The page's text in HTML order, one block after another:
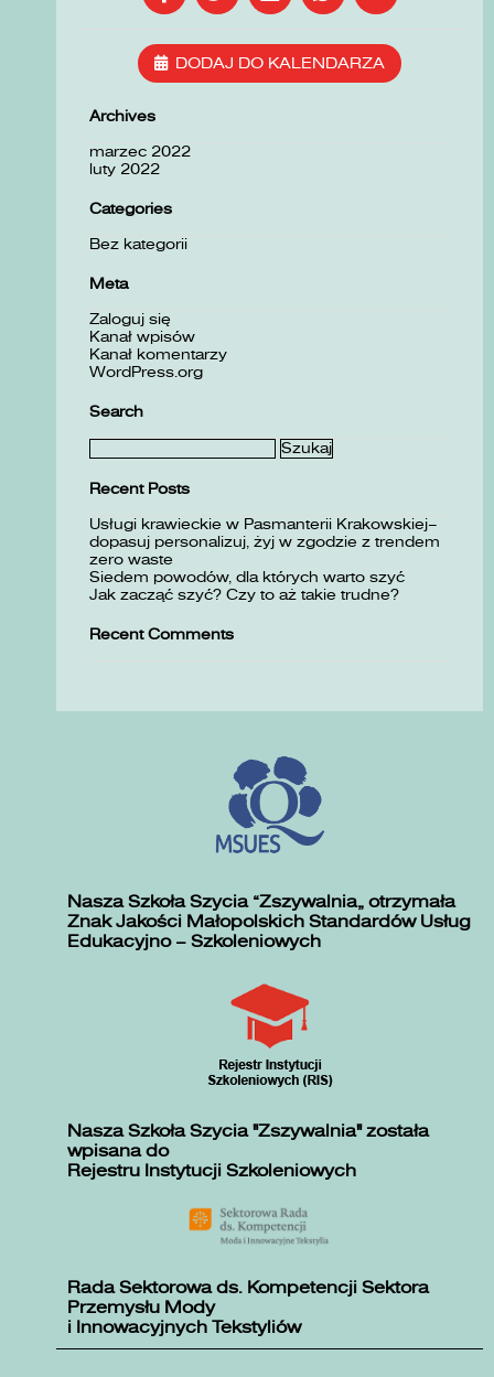
DODAJ DO KALENDARZA
Archives
marzec 2022
luty 2022
Categories
Bez kategorii
Meta
Zaloguj się
Kanał wpisów
Kanał komentarzy
WordPress.org
Search
Szukaj:
Recent Posts
Usługi krawieckie w Pasmanterii Krakowskiej–
dopasuj personalizuj, żyj w zgodzie z trendem
zero waste
Siedem powodów, dla których warto szyć
Jak zacząć szyć? Czy to aż takie trudne?
Recent Comments
Nasza Szkoła Szycia „Zszywalnia” otrzymała
Znak Jakości Małopolskich Standardów Usług
Edukacyjno – Szkoleniowych
Nasza Szkoła Szycia "Zszywalnia" została
wpisana do
Rejestru Instytucji Szkoleniowych
Rada Sektorowa ds. Kompetencji Sektora
Przemysłu Mody
i Innowacyjnych Tekstyliów